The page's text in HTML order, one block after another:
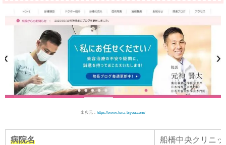
出典元： https://www.funa-biyou.com/
病院名 船橋中央クリニッ